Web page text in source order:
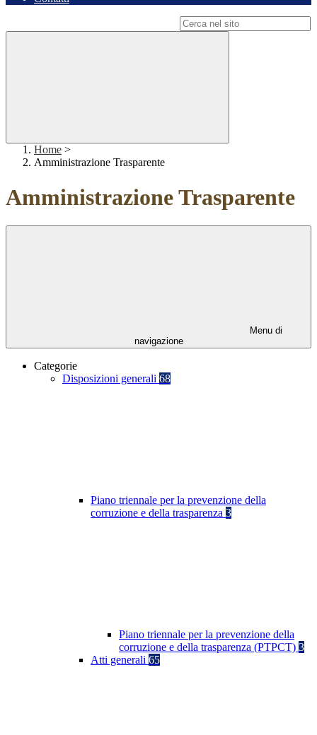
Home >
Amministrazione Trasparente
Amministrazione Trasparente
Menu di
navigazione
Categorie
Disposizioni generali 68
Piano triennale per la prevenzione della
corruzione e della trasparenza 3
Piano triennale per la prevenzione della
corruzione e della trasparenza (PTPCT) 3
Atti generali 65